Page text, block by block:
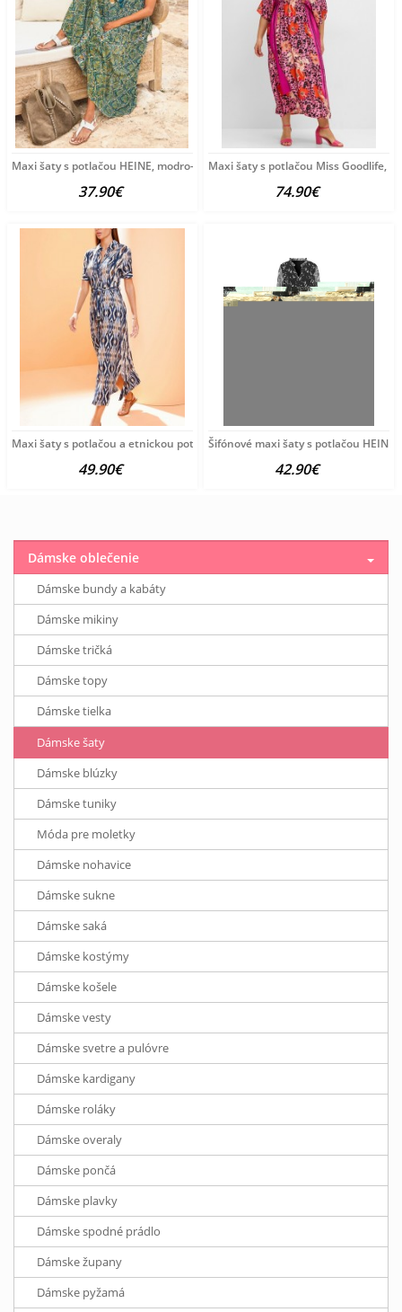
Maxi šaty s potlačou HEINE, modro-zeleno-žlté
37.90€
Maxi šaty s potlačou Miss Goodlife,
74.90€
Maxi šaty s potlačou a etnickou potlačou HEINE, viacfarebné
49.90€
Šifónové maxi šaty s potlačou
42.90€
Dámske oblečenie
Dámske bundy a kabáty
Dámske mikiny
Dámske tričká
Dámske topy
Dámske tielka
Dámske šaty
Dámske blúzky
Dámske tuniky
Móda pre moletky
Dámske nohavice
Dámske sukne
Dámske saká
Dámske kostýmy
Dámske košele
Dámske vesty
Dámske svetre a pulóvre
Dámske kardigany
Dámske roláky
Dámske overaly
Dámske pončá
Dámske plavky
Dámske spodné prádlo
Dámske župany
Dámske pyžamá